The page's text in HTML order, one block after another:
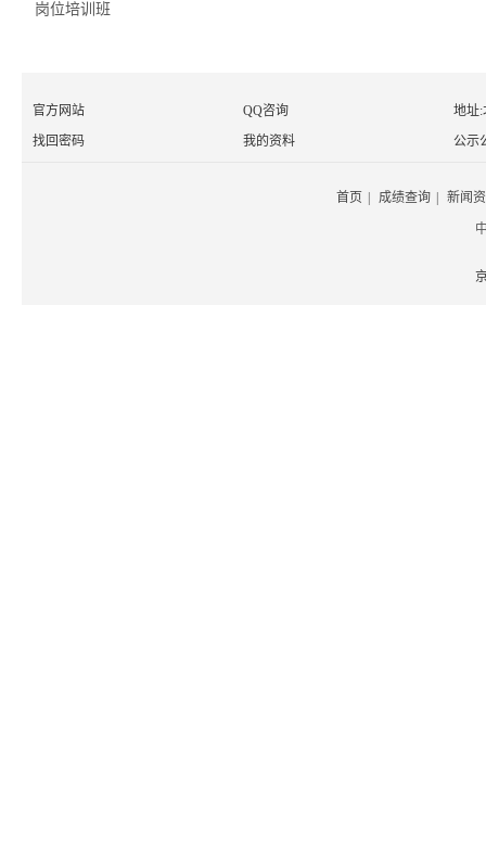
岗位培训班
官方网站 QQ咨询
地址:
找回密码
我的资料 公示
首页 成绩查询 新闻